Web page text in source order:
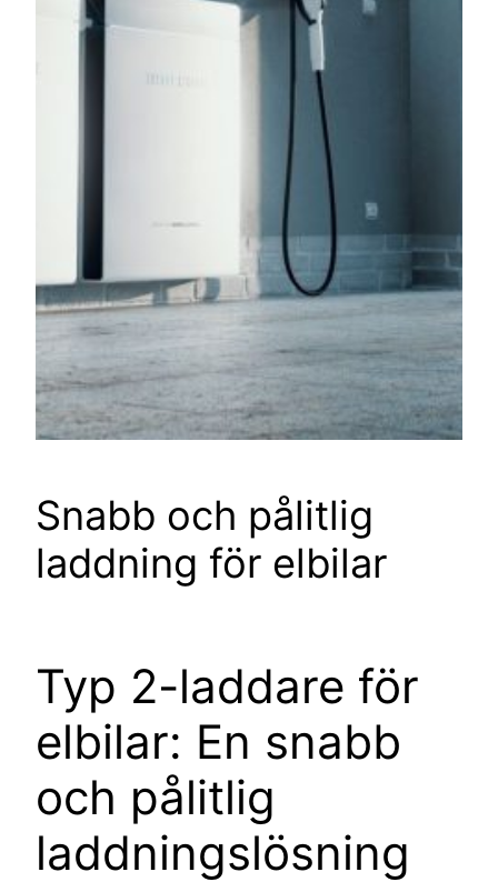
Snabb och pålitlig
laddning för elbilar
Typ 2-laddare för
elbilar: En snabb
och pålitlig
laddningslösning